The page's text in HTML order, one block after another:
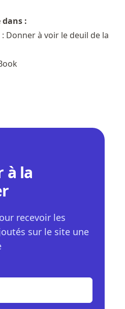
:
Donner à voir le deuil de la
à la
recevoir les
sur le site une